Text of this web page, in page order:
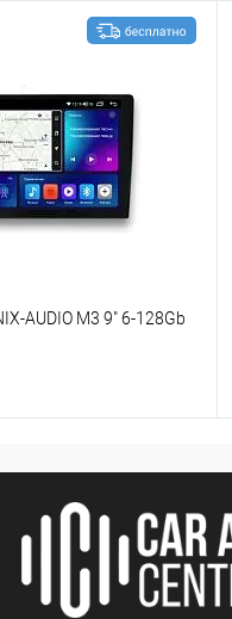
AUDIO M3 9" 6-128Gb